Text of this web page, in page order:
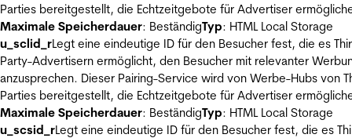
Parties bereitgestellt, die Echtzeitgebote für Advertiser
Maximale Speicherdauer: BeständigTyp: HTML Local Storage
u_sclid_rLegt eine eindeutige ID für den Besucher fest, die es
Party-Advertisern ermöglicht, den Besucher mit relevanter
anzusprechen. Dieser Pairing-Service wird von Werbe-Hubs von
Parties bereitgestellt, die Echtzeitgebote für Advertiser
Maximale Speicherdauer: BeständigTyp: HTML Local Storage
u_scsid_rLegt eine eindeutige ID für den Besucher fest, die es